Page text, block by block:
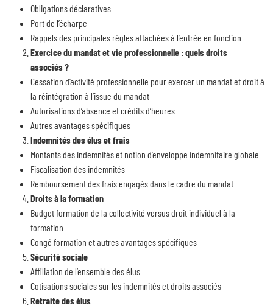
Obligations déclaratives
Port de l’écharpe
Rappels des principales règles attachées à l’entrée en fonction
Exercice du mandat et vie professionnelle : quels droits
associés ?
Cessation d’activité professionnelle pour exercer un mandat et droit à
la réintégration à l’issue du mandat
Autorisations d’absence et crédits d’heures
Autres avantages spécifiques
Indemnités des élus et frais
Montants des indemnités et notion d’enveloppe indemnitaire globale
Fiscalisation des indemnités
Remboursement des frais engagés dans le cadre du mandat
Droits à la formation
Budget formation de la collectivité versus droit individuel à la
formation
Congé formation et autres avantages spécifiques
Sécurité sociale
Affiliation de l’ensemble des élus
Cotisations sociales sur les indemnités et droits associés
Retraite des élus